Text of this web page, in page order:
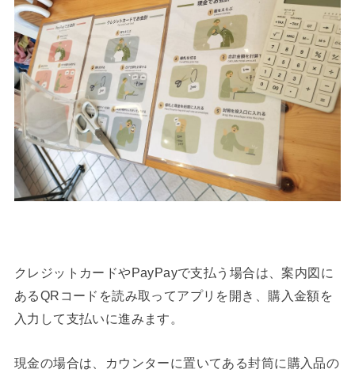
クレジットカードやPayPayで支払う場合は、案内図に
あるQRコードを読み取ってアプリを開き、購入金額を
入力して支払いに進みます。
現金の場合は、カウンターに置いてある封筒に購入品の